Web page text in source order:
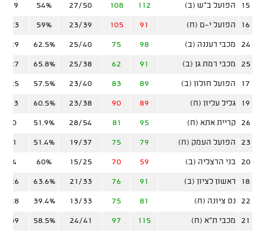
15 הפועל ב"ש (ב) 112
108
27/50
54%
29
16 הפועל י-ם (ח) 91
105
23/39
59%
23
24 מכבי רעננה (ב) 98
75
25/40
62.5%
29
25 מכבי רמת גן (ב) 91
62
25/38
65.8%
27
17 הפועל חולון (ב) 89
83
23/40
57.5%
25
19 גליל עליון (ח) 89
90
23/38
60.5%
33
26 קריית אתא (ח) 95
81
28/54
51.9%
20
23 הפועל העמק (ח) 79
75
19/37
51.4%
21
20 בני הרצליה (ב) 59
70
15/25
60%
24
18 ראשון לציון (ב) 91
76
21/33
63.6%
26
22 נס ציונה (ח) 81
75
13/33
39.4%
28
21 מכבי ת"א (ח) 115
97
24/41
58.5%
39